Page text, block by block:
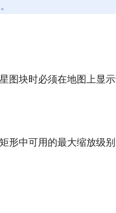
块时必须在地图上显
形中可用的最大缩放级别